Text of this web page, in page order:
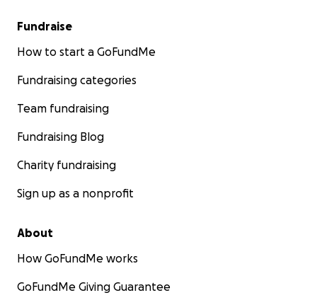
Fundraise
How to start a GoFundMe
Fundraising categories
Team fundraising
Fundraising Blog
Charity fundraising
Sign up as a nonprofit
About
How GoFundMe works
GoFundMe Giving Guarantee